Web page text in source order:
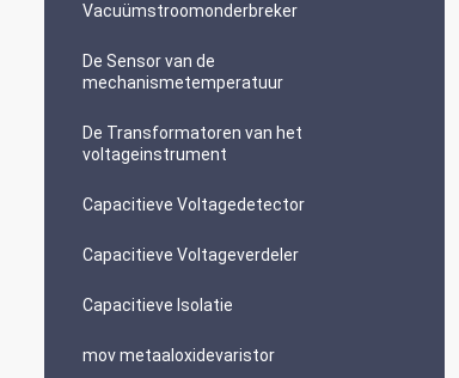
Vacuümstroomonderbreker
De Sensor van de
mechanismetemperatuur
De Transformatoren van het
voltageinstrument
Capacitieve Voltagedetector
Capacitieve Voltageverdeler
Capacitieve Isolatie
mov metaaloxidevaristor